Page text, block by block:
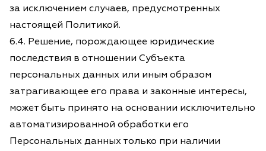
за исключением случаев, предусмотренных
настоящей Политикой.
6.4. Решение, порождающее юридические
последствия в отношении Субъекта
персональных данных или иным образом
затрагивающее его права и законные интересы,
может быть принято на основании исключительно
автоматизированной обработки его
Персональных данных только при наличии